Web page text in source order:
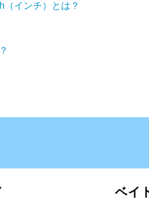
（インチ）とは？
ベイ